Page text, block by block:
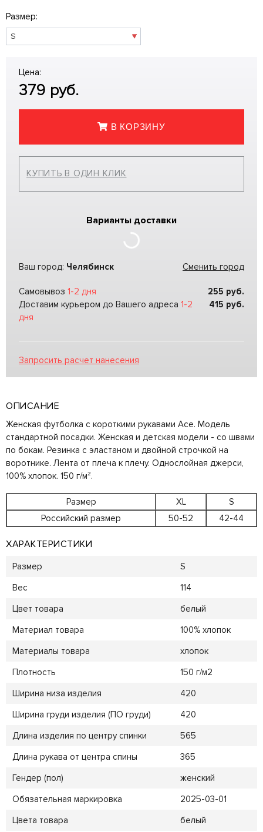
Размер:
Цена:
379 руб.
В КОРЗИНУ
КУПИТЬ В ОДИН КЛИК
Варианты доставки
Ваш город: Челябинск Сменить город
Самовывоз 1-2 дня 255 руб.
Доставим курьером до Вашего адреса 1-2
дня
415 руб.
Запросить расчет нанесения
ОПИСАНИЕ
Женская футболка с короткими рукавами Ace. Модель
стандартной посадки. Женская и детская модели - со швами
по бокам. Резинка с эластаном и двойной строчкой на
воротнике. Лента от плеча к плечу. Однослойная джерси,
100% хлопок. 150 г/м².
Размер XL
S
Российский размер
50-52 42-44
ХАРАКТЕРИСТИКИ
Размер
S
Вес
114
Цвет товара
белый
Материал товара
100% хлопок
Материалы товара
хлопок
Плотность
150 г/м2
Ширина низа изделия
420
Ширина груди изделия (ПО груди)
420
Длина изделия по центру спинки
565
Длина рукава от центра спины
365
Гендер (пол)
женский
Обязательная маркировка
2025-03-01
Цвета товара
белый